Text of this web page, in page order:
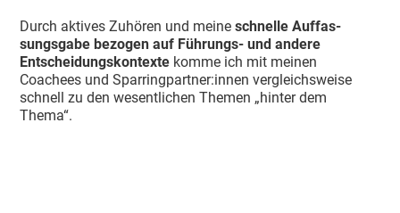
Durch aktives Zuhören und meineschnelle Auffas­
sungsgabe bezogen auf Führungs- und andere
Entschei­dungs­kon­texte komme ich mit meinen
Coachees und Sparring­partner:innen vergleichs­weise
schnell zu den wesent­lichen Themen „hinter dem
Thema“.